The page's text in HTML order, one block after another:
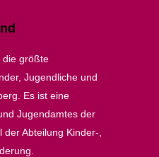
die größte
Jugendliche und
Es ist eine
Jugendamtes der
Abteilung Kinder-,